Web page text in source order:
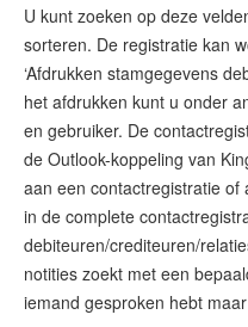
U kunt zoeken op deze
sorteren. De registratie kan
‘Afdrukken stamgegevens
het afdrukken kunt u onder
en gebruiker. De
de Outlook-koppeling van
aan een contactregistratie of
in de complete
debiteuren/crediteuren/
notities zoekt met een